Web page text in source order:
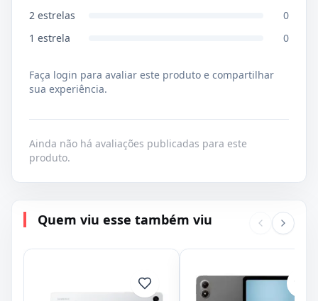
2 estrelas
0
1 estrela 0
Faça login para avaliar este produto e compartilhar
sua experiência.
Ainda não há avaliações publicadas para este
produto.
Quem viu esse também viu